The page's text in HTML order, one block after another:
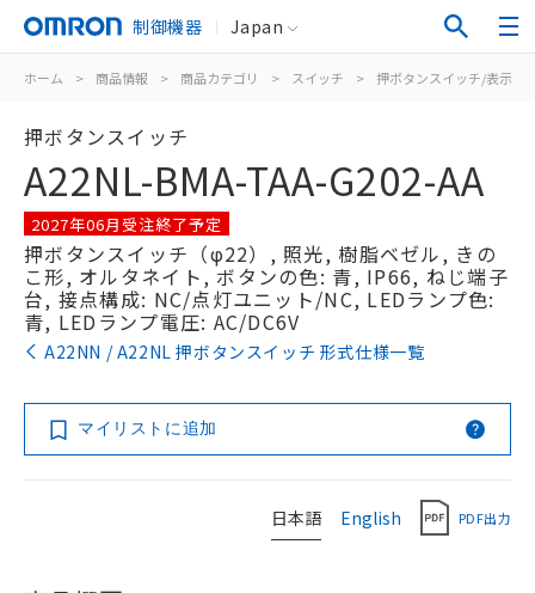
制御機器 Japan
ホーム > 商品情報 > 商品カテゴリ > スイッチ > 押ボタンスイッチ/表示灯
押ボタンスイッチ
A22NL-BMA-TAA-G202-AA
2027年06月受注終了予定
押ボタンスイッチ（φ22）, 照光, 樹脂ベゼル, きの
こ形, オルタネイト, ボタンの色: 青, IP66, ねじ端子
台, 接点構成: NC/点灯ユニット/NC, LEDランプ色:
青, LEDランプ電圧: AC/DC6V
A22NN / A22NL 押ボタンスイッチ 形式仕様一覧
マイリストに追加
日本語 English PDF出力